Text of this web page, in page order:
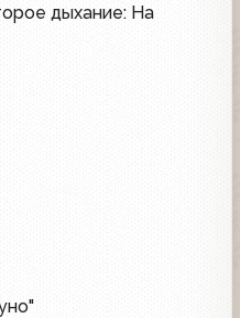
дыхание: На